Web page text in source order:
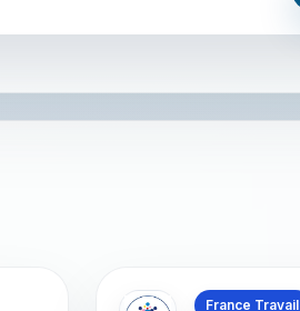
France Travail
Offres en La Réunion